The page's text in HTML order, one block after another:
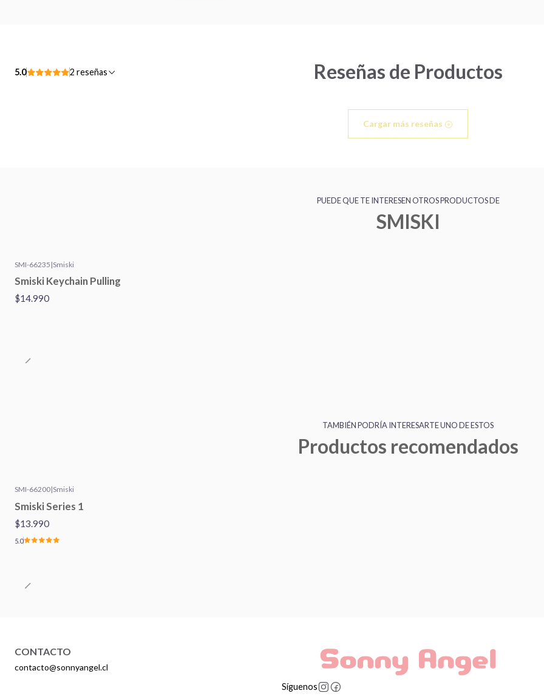
Reseñas de Productos
5.0 2 reseñas
Cargar más reseñas
PUEDE QUE TE INTERESEN OTROS PRODUCTOS DE
SMISKI
SMI-66235 |Smiski
Smiski Keychain Pulling
$14.990
TAMBIÉN PODRÍA INTERESARTE UNO DE ESTOS
Productos recomendados
SMI-66200|Smiski
Smiski Series 1
$13.990
5.0
CONTACTO
contacto@sonnyangel.cl
Síguenos